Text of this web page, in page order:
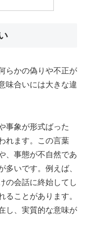
らかの偽りや不正が
味合いには大きな違
事象が形式ばった
れます。この言葉
、事態が不自然であ
多いです。例えば、
の会話に終始してし
ることがあります。
し、実質的な意味が